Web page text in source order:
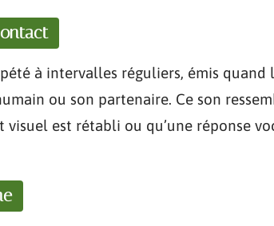
à intervalles réguliers, émis quand
ou son partenaire. Ce son
visuel est rétabli ou qu’une réponse